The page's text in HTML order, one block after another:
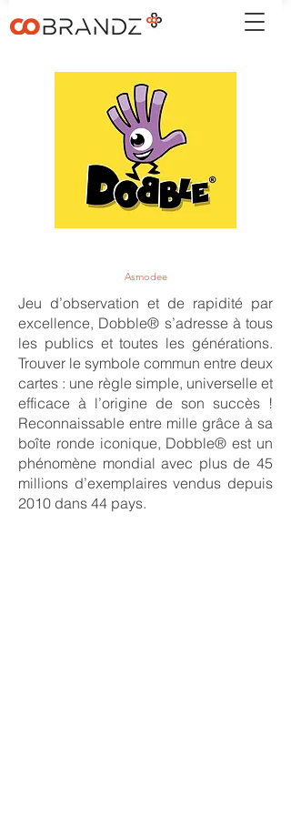
Asmodee
Jeu d’observation et de rapidité par
excellence, Dobble® s’adresse à tous
les publics et toutes les générations.
Trouver le symbole commun entre deux
cartes : une règle simple, universelle et
efficace à l’origine de son succès !
Reconnaissable entre mille grâce à sa
boîte ronde iconique, Dobble® est un
phénomène mondial avec plus de 45
millions d’exemplaires vendus depuis
2010 dans 44 pays.